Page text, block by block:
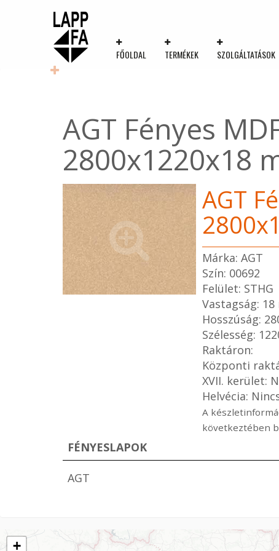
FŐOLDAL TERMÉKEK SZOLGÁLTATÁSOK
AGT Fényes
2800x1220x18
AGT
Márka: AGT
Szín: 00692
Felület: STHG
Vastagság: 18
Hosszúság:
Szélesség:
Raktáron:
Központi
XVII. kerület:
Helvécia:
A
következtében
FÉNYESLAPOK
AGT
+